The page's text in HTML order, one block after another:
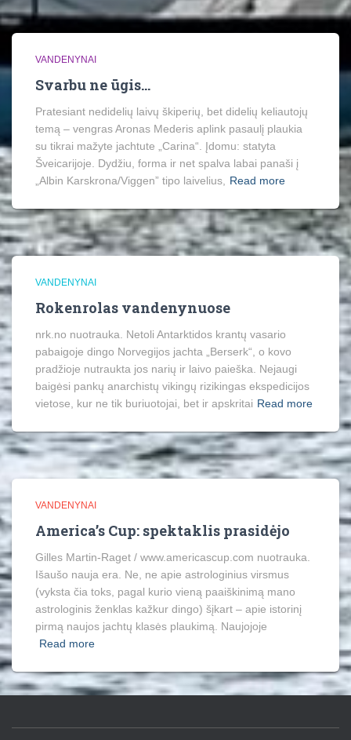
VANDENYNAI
Svarbu ne ūgis…
Pratesiant nedidelių laivų škiperių, bet didelių keliautojų
temą – vengras Aronas Mederis aplink pasaulį plaukia
su tikrai mažyte jachtute „Carina“. Įdomu: statyta
Šveicarijoje. Dydžiu, forma ir net spalva labai panaši į
„Albin Karskrona/Viggen” tipo laivelius, Read more
VANDENYNAI
Rokenrolas vandenynuose
nrk.no nuotrauka. Netoli Antarktidos krantų vasario
pabaigoje dingo Norvegijos jachta „Berserk“, o kovo
pradžioje nutraukta jos narių ir laivo paieška. Nejaugi
baigėsi pankų anarchistų vikingų rizikingas ekspedicijos
vietose, kur ne tik buriuotojai, bet ir apskritai Read more
VANDENYNAI
America’s Cup: spektaklis prasidėjo
Gilles Martin-Raget / www.americascup.com nuotrauka.
Išaušo nauja era. Ne, ne apie astrologinius virsmus
(vyksta čia toks, pagal kurio vieną paaiškinimą mano
astrologinis ženklas kažkur dingo) šįkart – apie istorinį
pirmą naujos jachtų klasės plaukimą. Naujojoje
Read more